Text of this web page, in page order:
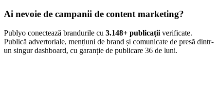
Ai nevoie de campanii de content marketing?
Publyo conectează brandurile cu 3.148+ publicații verificate.
Publică advertoriale, mențiuni de brand și comunicate de presă dintr-
un singur dashboard, cu garanție de publicare 36 de luni.